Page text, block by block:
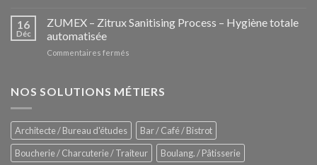
des
–
Le
de
16
Déc
ZUMEX – Zitrux Sanitising Process – Hygiène totale
automatisée
Commentaires fermés
Zitrux
–
Hygiène
totale
automatisée
NOS SOLUTIONS MÉTIERS
Architecte / Bureau d'études
Bar / Café / Bistrot
Boucherie / Charcuterie / Traiteur
Boulang. / Pâtisserie